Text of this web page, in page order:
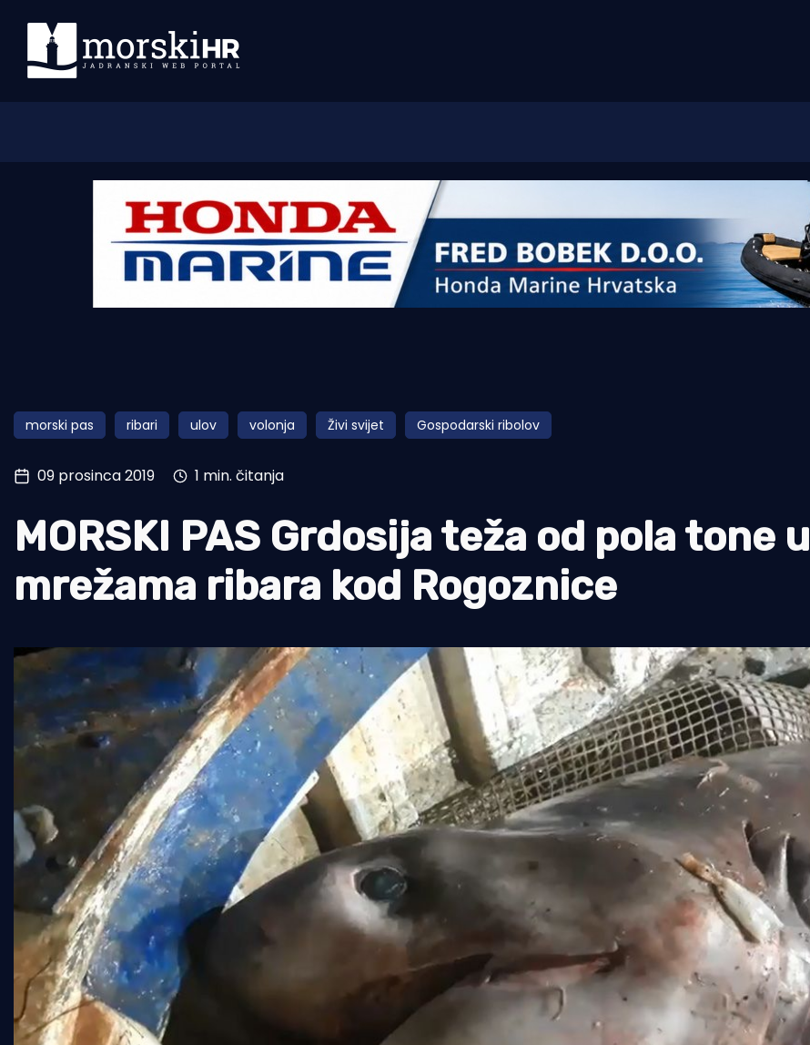
Morski plus
Pomorstvo
Ribolov
Tradicija i kultura
morski pas ribari ulov volonja Živi svijet Gospodarski ribolov
09 prosinca 2019 1 min. čitanja
MORSKI PAS Grdosija teža od pola tone u
mrežama ribara kod Rogoznice